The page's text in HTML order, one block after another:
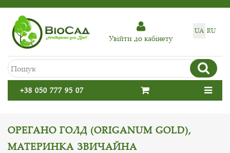
UA RU
Увiйти до кабiнету
+38 050 777 95 07
ОРЕГАНО ГОЛД (ORIGANUM GOLD),
МАТЕРИНКА ЗВИЧАЙНА